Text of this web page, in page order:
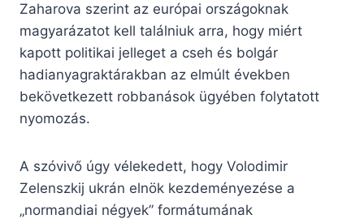
Zaharova szerint az európai országoknak
magyarázatot kell találniuk arra, hogy miért
kapott politikai jelleget a cseh és bolgár
hadianyagraktárakban az elmúlt években
bekövetkezett robbanások ügyében folytatott
nyomozás.
A szóvivő úgy vélekedett, hogy Volodimir
Zelenszkij ukrán elnök kezdeményezése a
„normandiai négyek” formátumának